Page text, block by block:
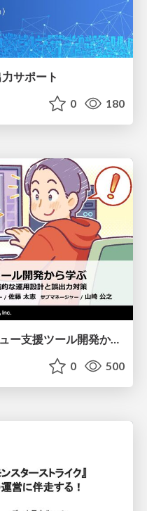
サポート
0 180
【CEDEC2026】コードレビュー支援ツール開発から学ぶ：LLMを用いた業務システムの実践的な運用設計と誤出力対策
0 500